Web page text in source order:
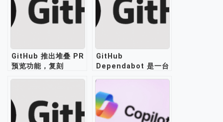
GitHub 推出堆叠 PR
预览功能，复刻
GitHub
Dependabot 是一台